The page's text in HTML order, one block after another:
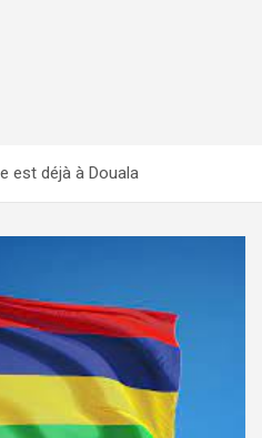
est déjà à Douala